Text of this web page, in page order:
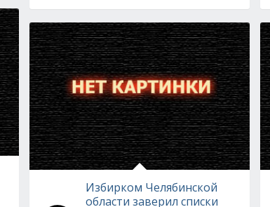
Избирком Челябинской
области заверил списки